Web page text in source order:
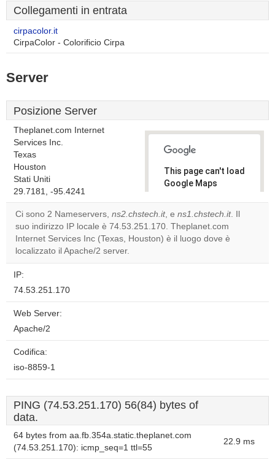
Collegamenti in entrata
cirpacolor.it
CirpaColor - Colorificio Cirpa
Server
Posizione Server
Theplanet.com Internet
Services Inc.
Texas
Houston
Stati Uniti
29.7181, -95.4241
This page can't load
Google Maps
Do you
own this
website?
Ci sono 2 Nameservers, ns2.chstech.it, e ns1.chstech.it. Il
suo indirizzo IP locale è 74.53.251.170. Theplanet.com
Internet Services Inc (Texas, Houston) è il luogo dove è
localizzato il Apache/2 server.
IP:
74.53.251.170
Web Server:
Apache/2
Codifica:
iso-8859-1
PING (74.53.251.170) 56(84) bytes of
data.
64 bytes from aa.fb.354a.static.theplanet.com
(74.53.251.170): icmp_seq=1 ttl=55
22.9 ms